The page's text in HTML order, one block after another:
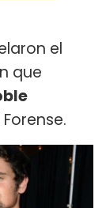
el
que